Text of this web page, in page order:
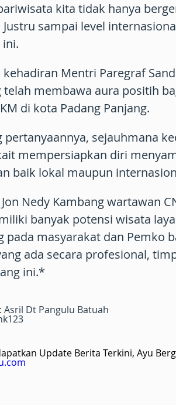
kita tidak hanya
Justru sampai level
kehadiran Mentri Paregraf
telah membawa aura positih
di kota Padang Panjang.
pertanyaannya, sejauhmana
mempersiapkan diri
baik lokal maupun
Nedy Kambang wartawan
banyak potensi wisata
pada masyarakat dan Pemko
ada secara profesional,
ini.*
Asril Dt Pangulu Batuah
Update Berita Terkini, Ayu